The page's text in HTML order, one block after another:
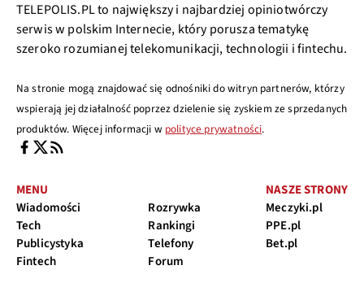
TELEPOLIS.PL to największy i najbardziej opiniotwórczy
serwis w polskim Internecie, który porusza tematykę
szeroko rozumianej telekomunikacji, technologii i fintechu.
Na stronie mogą znajdować się odnośniki do witryn partnerów, którzy
wspierają jej działalność poprzez dzielenie się zyskiem ze sprzedanych
produktów. Więcej informacji w polityce prywatności.
MENU
Wiadomości
Tech
Publicystyka
Fintech
Rozrywka
Rankingi
Telefony
Forum
NASZE STRONY
Meczyki.pl
PPE.pl
Bet.pl